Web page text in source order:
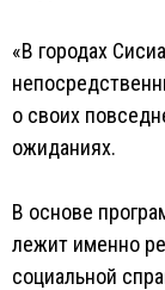
«В городах
о своих
ожиданиях.
В основе
лежит именно
социальной